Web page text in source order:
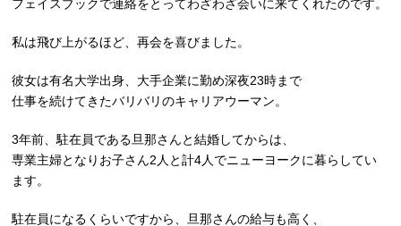
フェイスブックで連絡をとってわざわざ会いに来てくれたのです。
私は飛び上がるほど、再会を喜びました。
彼女は有名大学出身、大手企業に勤め深夜23時まで
仕事を続けてきたバリバリのキャリアウーマン。
3年前、駐在員である旦那さんと結婚してからは、
専業主婦となりお子さん2人と計4人でニューヨークに暮らしてい
ます。
駐在員になるくらいですから、旦那さんの給与も高く、